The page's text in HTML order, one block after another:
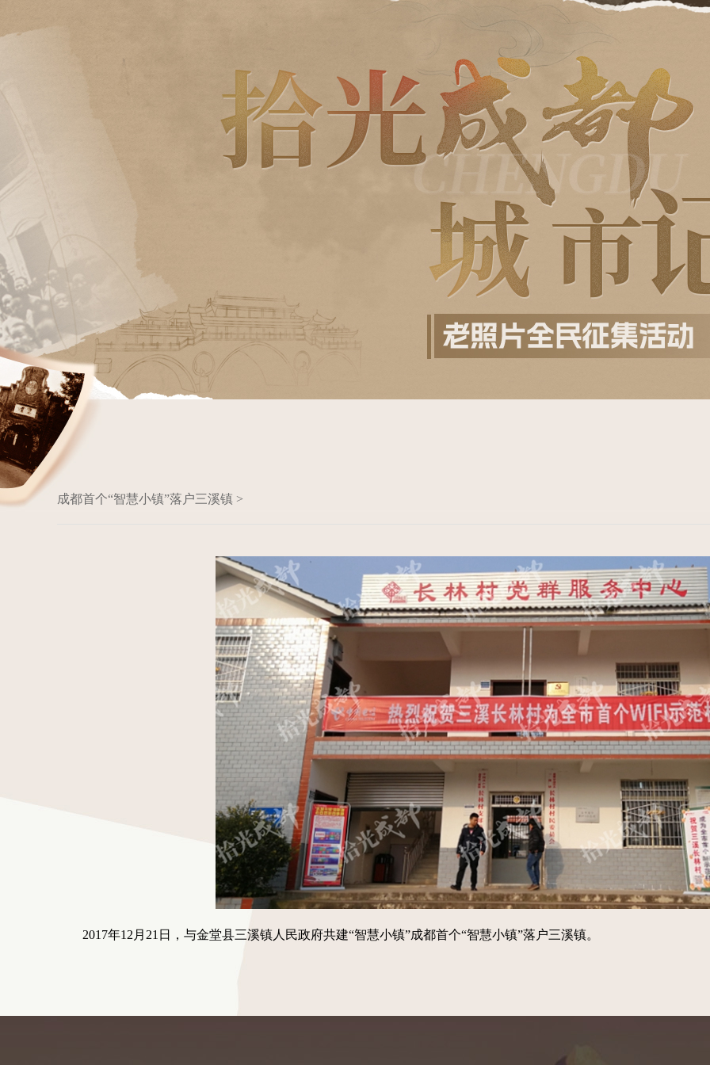
成都首个“智慧小镇”落户三溪镇 >
2017年12月21日，与金堂县三溪镇人民政府共建“智慧小镇”成都首个“智慧小镇”落户三溪镇。